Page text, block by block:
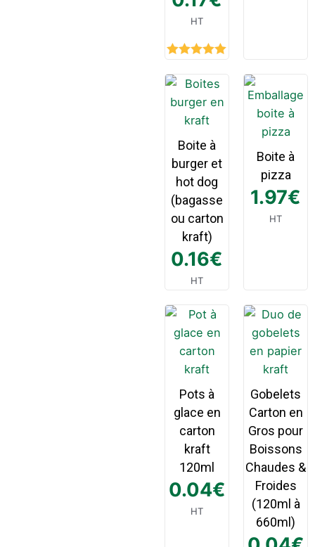
HT
out of 5
Boite à
burger et
hot dog
(bagasse
ou carton
kraft)
0.16€
HT
Boite à
pizza
1.97€
HT
Pots à
glace en
carton
kraft
120ml
0.04€
HT
Gobelets
Carton en
Gros pour
Boissons
Chaudes &
Froides
(120ml à
660ml)